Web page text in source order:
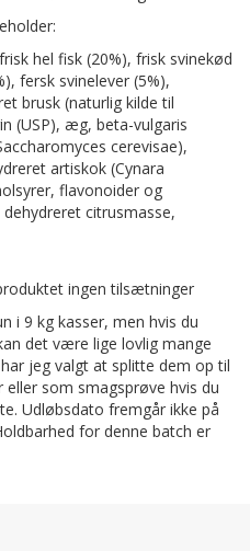
hel fisk (20%), frisk svinekød
fersk svinelever (5%),
brusk (naturlig kilde til
(USP), æg, beta-vulgaris
cerevisae),
artiskok (Cynara
flavonoider og
citrusmasse,
ingen tilsætninger
i 9 kg kasser, men hvis du
det være lige lovlig mange
jeg valgt at splitte dem op til
som smagsprøve hvis du
Udløbsdato fremgår ikke på
for denne batch er